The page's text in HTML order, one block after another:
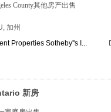
County其他房产出售
加州
Properties Sotheby''s I...
新房